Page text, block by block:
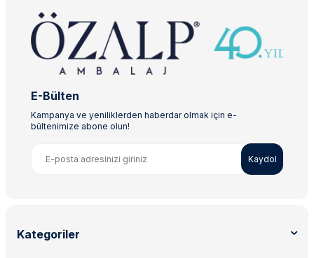
E-Bülten
Kampanya ve yeniliklerden haberdar olmak için e-
bültenimize abone olun!
Kaydol
Kategoriler